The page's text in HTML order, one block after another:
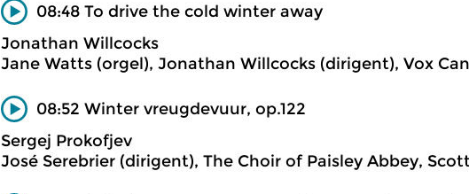
08:48 To drive the cold winter away
Jonathan Willcocks
Jane Watts (orgel), Jonathan Willcocks (dirigent), Vox
08:52 Winter vreugdevuur, op.122
Sergej Prokofjev
José Serebrier (dirigent), The Choir of Paisley Abbey,